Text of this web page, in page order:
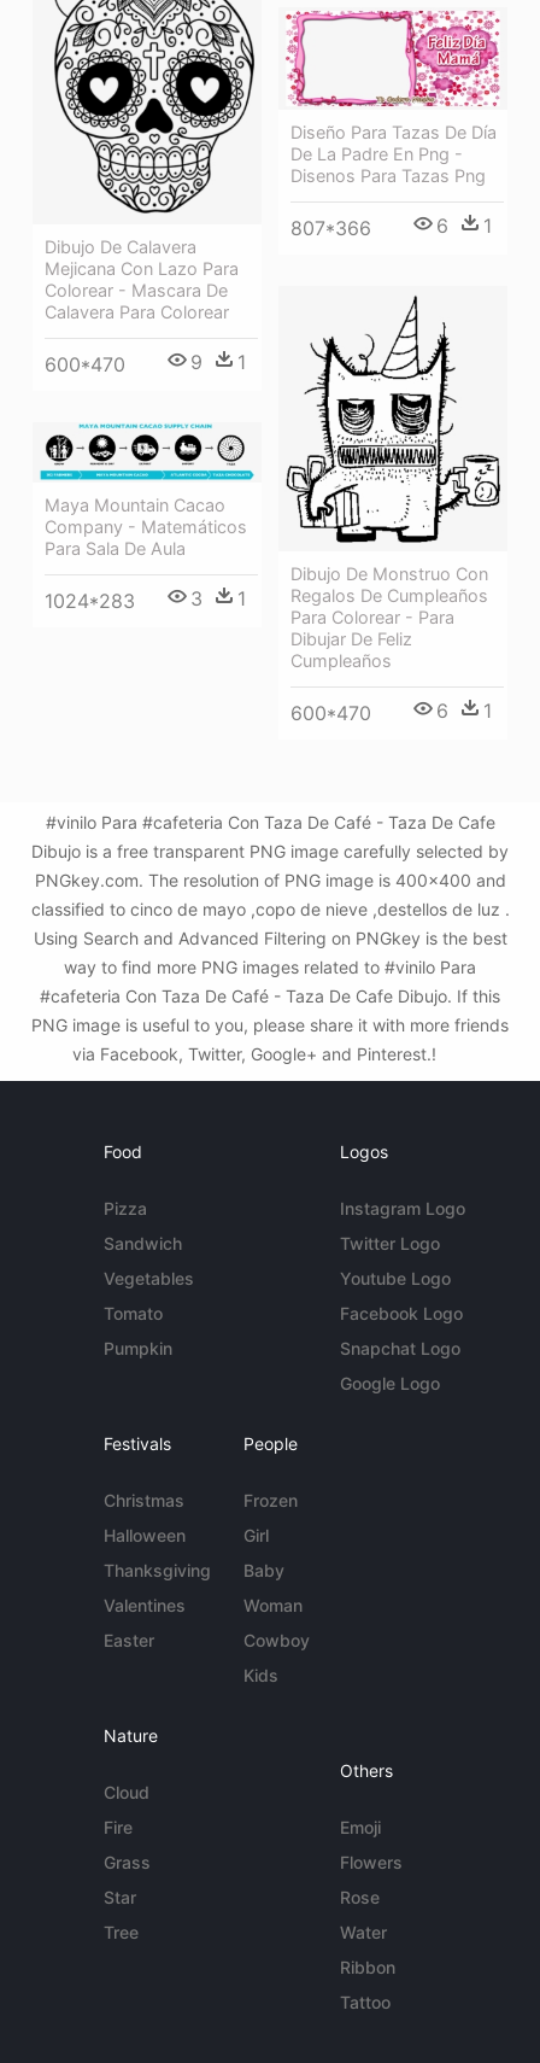
Dibujo De Calavera
Mejicana Con Lazo Para
Colorear - Mascara De
Calavera Para Colorear
600*470 9 1
Diseño Para Tazas De Día
De La Padre En Png -
Disenos Para Tazas Png
807*366 6 1
Dibujo De Monstruo Con
Regalos De Cumpleaños
Para Colorear - Para
Dibujar De Feliz
Cumpleaños
600*470 6 1
Maya Mountain Cacao
Company - Matemáticos
Para Sala De Aula
1024*283 3 1
#vinilo Para #cafeteria Con Taza De Café - Taza De Cafe
Dibujo is a free transparent PNG image carefully selected by
PNGkey.com. The resolution of PNG image is 400x400 and
classified to cinco de mayo ,copo de nieve ,destellos de luz .
Using Search and Advanced Filtering on PNGkey is the best
way to find more PNG images related to #vinilo Para
#cafeteria Con Taza De Café - Taza De Cafe Dibujo. If this
PNG image is useful to you, please share it with more friends
via Facebook, Twitter, Google+ and Pinterest.!
Food
Pizza
Sandwich
Vegetables
Tomato
Pumpkin
Logos
Instagram Logo
Twitter Logo
Youtube Logo
Facebook Logo
Snapchat Logo
Google Logo
Festivals
Christmas
Halloween
Thanksgiving
Valentines
Easter
People
Frozen
Girl
Baby
Woman
Cowboy
Kids
Nature
Cloud
Fire
Grass
Star
Tree
Others
Emoji
Flowers
Rose
Water
Ribbon
Tattoo